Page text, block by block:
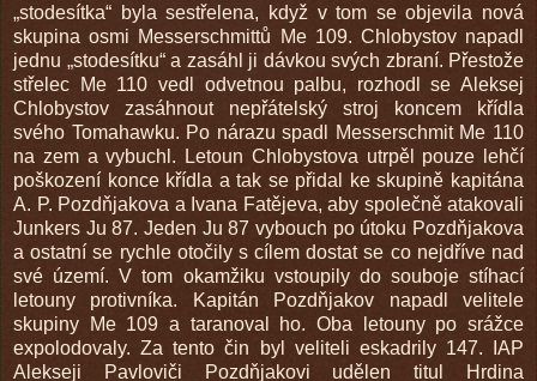
„stodesítka“ byla sestřelena, když v tom se objevila nová
skupina osmi Messerschmittů Me 109. Chlobystov napadl
jednu „stodesítku“ a zasáhl ji dávkou svých zbraní. Přestože
střelec Me 110 vedl odvetnou palbu, rozhodl se Aleksej
Chlobystov zasáhnout nepřátelský stroj koncem křídla
svého Tomahawku. Po nárazu spadl Messerschmit Me 110
na zem a vybuchl. Letoun Chlobystova utrpěl pouze lehčí
poškození konce křídla a tak se přidal ke skupině kapitána
A. P. Pozdňjakova a Ivana Fatějeva, aby společně atakovali
Junkers Ju 87. Jeden Ju 87 vybouch po útoku Pozdňjakova
a ostatní se rychle otočily s cílem dostat se co nejdříve nad
své území. V tom okamžiku vstoupily do souboje stíhací
letouny protivníka. Kapitán Pozdňjakov napadl velitele
skupiny Me 109 a taranoval ho. Oba letouny po srážce
expolodovaly. Za tento čin byl veliteli eskadrily 147. IAP
Alekseji Pavloviči Pozdňjakovi udělen titul Hrdina